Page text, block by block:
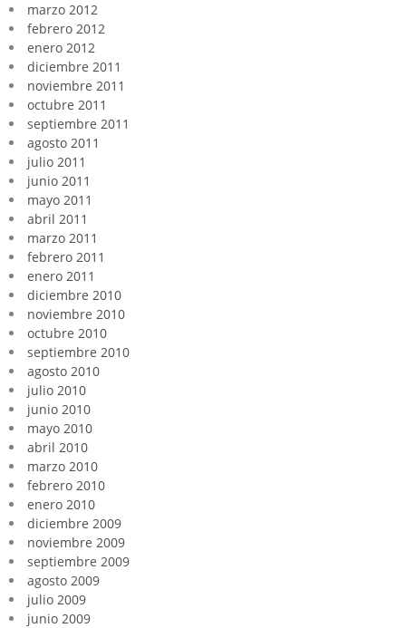
marzo 2012
febrero 2012
enero 2012
diciembre 2011
noviembre 2011
octubre 2011
septiembre 2011
agosto 2011
julio 2011
junio 2011
mayo 2011
abril 2011
marzo 2011
febrero 2011
enero 2011
diciembre 2010
noviembre 2010
octubre 2010
septiembre 2010
agosto 2010
julio 2010
junio 2010
mayo 2010
abril 2010
marzo 2010
febrero 2010
enero 2010
diciembre 2009
noviembre 2009
septiembre 2009
agosto 2009
julio 2009
junio 2009